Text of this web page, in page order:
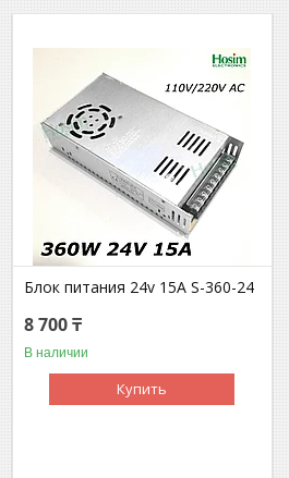
Блок питания 24v 15A S-360-24
8 700 ₸
В наличии
Купить